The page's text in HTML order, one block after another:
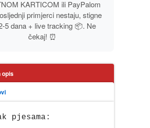
ZAVERE
KARTICOM ili PayPalom
primjerci nestaju, stigne
5 dana + live tracking 📦. Ne
čekaj! ⏰
opis
pjesama: